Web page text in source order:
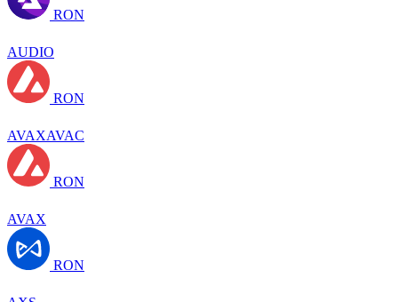
RON
AUDIO
RON
AVAXAVAC
RON
AVAX
RON